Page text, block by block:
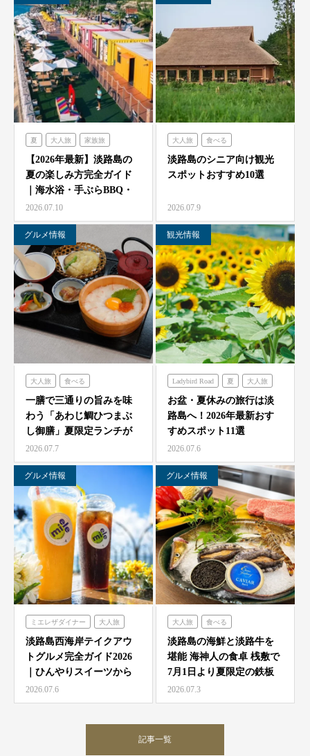
夏 大人旅 家族旅
食べる 体験する 禅坊靖寧
ハローキティスマイル
オーシャンテラス ミエレ
グランシャリオ
シェフガーデン
クラフトサーカス
ニジゲンノモリ
【2026年最新】淡路島の
夏の楽しみ方完全ガイド
｜海水浴・手ぶらBBQ・
子供の遊び場と絶景…
2026.07.10
大人旅 食べる
フレンチの森 古酒の舎
禅坊靖寧 のじまスコーラ
淡路島のシニア向け観光
スポットおすすめ10選
2026.07.9
グルメ情報
大人旅 食べる
海神人の食卓
一膳で三通りの旨みを味
わう「あわじ鯛ひつまぶ
し御膳」夏限定ランチが
7/1より海神人の食卓 …
2026.07.7
観光情報
Ladybird Road 夏 大人旅
家族旅 フレンチの森
グランシャリオ
農家レストラン「陽・燦燦」
シェフガーデン
ニジゲンノモリ
お盆・夏休みの旅行は淡
路島へ！2026年最新おす
すめスポット11選
2026.07.6
グルメ情報
ミエレザダイナー 大人旅
家族旅 食べる
ハローキティスマイル
ミエレザガーデン
ハローキティショーボックス
淡路島西海岸テイクアウ
トグルメ完全ガイド2026
｜ひんやりスイーツから
絶品グルメまで徹底紹…
2026.07.6
グルメ情報
大人旅 食べる
海神人の食卓
淡路島の海鮮と淡路牛を
堪能 海神人の食卓 桟敷で
7月1日より夏限定の鉄板
焼きコース4種が登…
2026.07.3
記事一覧